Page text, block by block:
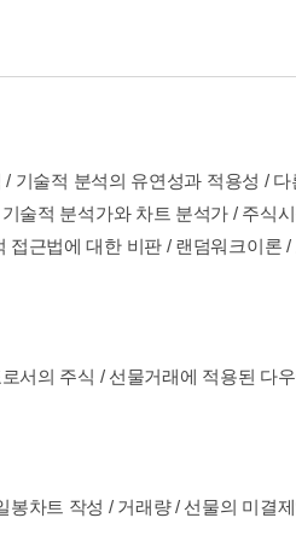
기술적 분석의 유연성과 적용성 / 다
술적 분석가와 차트 분석가 / 주식
근법에 대한 비판 / 랜덤워크이론 /
서의 주식 / 선물거래에 적용된 다
봉차트 작성 / 거래량 / 선물의 미결